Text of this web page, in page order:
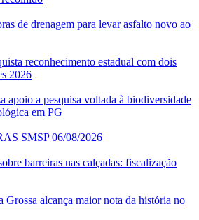
de drenagem para levar asfalto novo ao
reconhecimento estadual com dois
2026
apoio a pesquisa voltada à biodiversidade
em PG
SMSP 06/08/2026
barreiras nas calçadas: fiscalização
Grossa alcança maior nota da história no